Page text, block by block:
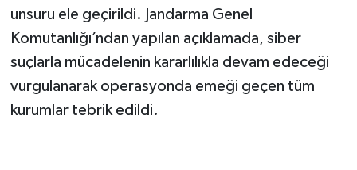
unsuru ele geçirildi. Jandarma Genel
Komutanlığı’ndan yapılan açıklamada, siber
suçlarla mücadelenin kararlılıkla devam edeceği
vurgulanarak operasyonda emeği geçen tüm
kurumlar tebrik edildi.